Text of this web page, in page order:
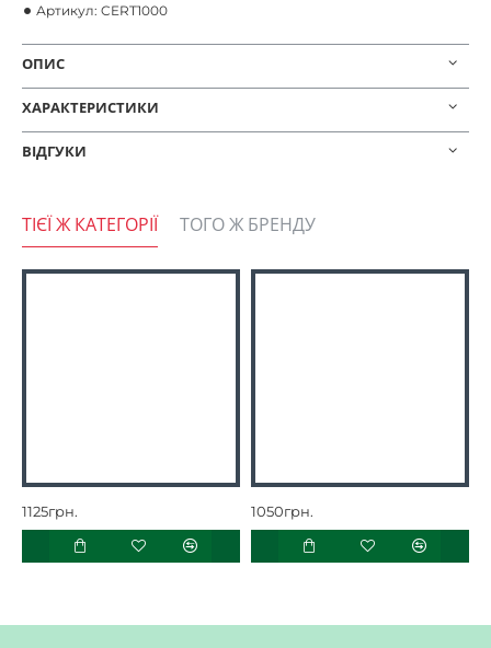
Артикул: CERT1000
ОПИС
ХАРАКТЕРИСТИКИ
ВІДГУКИ
ТІЄЇ Ж КАТЕГОРІЇ ТОГО Ж БРЕНДУ
1125грн.
1050грн.